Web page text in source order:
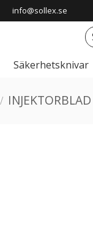
info@sollex.se
Säkerhetsknivar
INJEKTORBLAD